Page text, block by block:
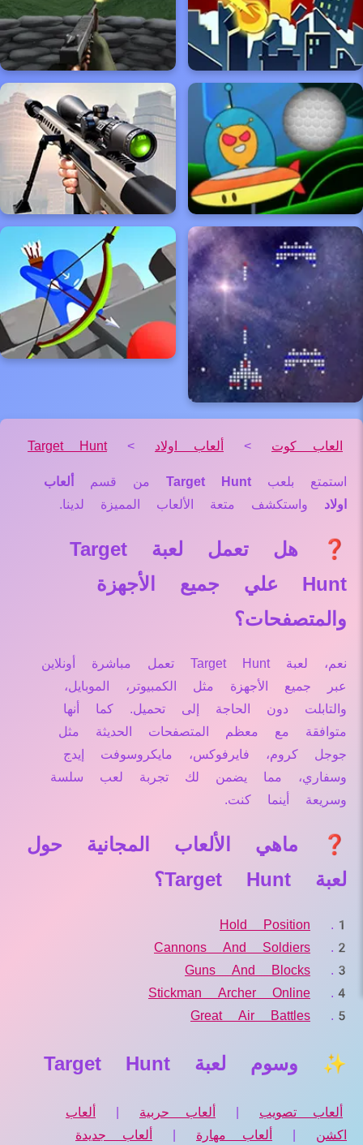
العاب كوت > ألعاب اولاد >
Target Hunt
استمتع بلعب Target Hunt من قسم
ألعاب
اولاد واستكشف متعة الألعاب المميزة لدينا.
❓ هل تعمل لعبة Target
Hunt علي جميع الأجهزة
والمتصفحات؟
نعم، لعبة Target Hunt تعمل مباشرة أونلاين
عبر جميع الأجهزة مثل الكمبيوتر، الموبايل،
والتابلت دون الحاجة إلى تحميل. كما أنها
متوافقة مع معظم المتصفحات الحديثة مثل
جوجل كروم، فايرفوكس، مايكروسوفت إيدج
وسفاري، مما يضمن لك تجربة لعب سلسة
وسريعة أينما كنت.
❓ ماهي الألعاب المجانية حول
لعبة Target Hunt؟
Hold Position
Cannons And Soldiers
Guns And Blocks
Stickman Archer Online
Great Air Battles
✨ وسوم لعبة Target Hunt
ألعاب تصويب ألعاب حربية
ألعاب
اكشن
ألعاب مهارة ألعاب جديدة